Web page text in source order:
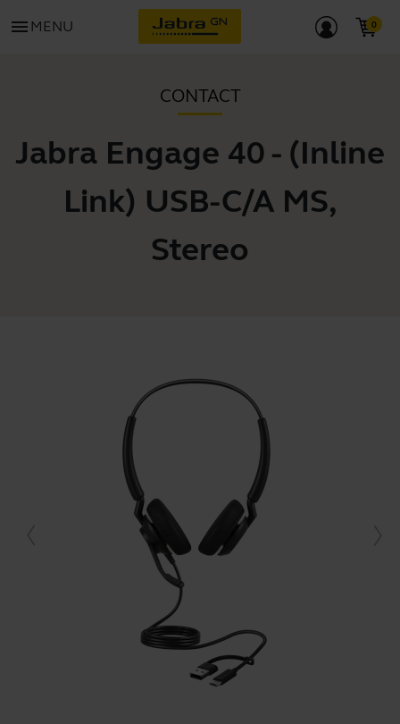
menu MENU
CONTACT
Jabra Engage 40 - (Inline
Link) USB-C/A MS,
Stereo